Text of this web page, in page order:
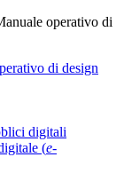
operativo di
di design
digitali
(e-